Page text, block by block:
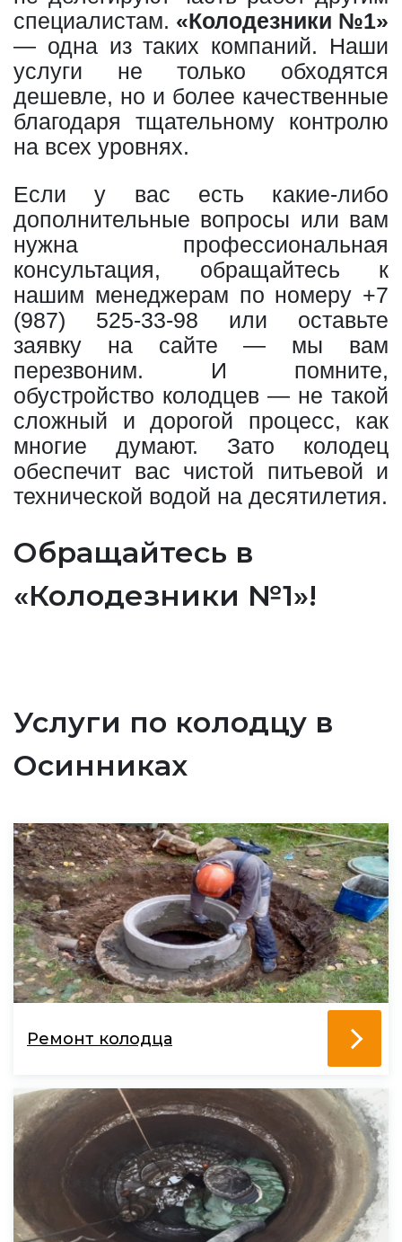
специалистам. «Колодезники №1»
— одна из таких компаний. Наши
услуги не только обходятся
дешевле, но и более качественные
благодаря тщательному контролю
на всех уровнях.
Если у вас есть какие-либо
дополнительные вопросы или вам
нужна профессиональная
консультация, обращайтесь к
нашим менеджерам по номеру +7
(987) 525-33-98 или оставьте
заявку на сайте — мы вам
перезвоним. И помните,
обустройство колодцев — не такой
сложный и дорогой процесс, как
многие думают. Зато колодец
обеспечит вас чистой питьевой и
технической водой на десятилетия.
Обращайтесь в
«Колодезники №1»!
Услуги по колодцу в
Осинниках
Ремонт колодца